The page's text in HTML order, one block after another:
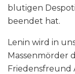
blutigen
beendet hat.
Lenin wird in
Massenmörder
Friedensfreund